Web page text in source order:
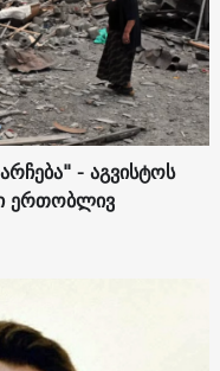
- აგვისტოს
ერთობლივ